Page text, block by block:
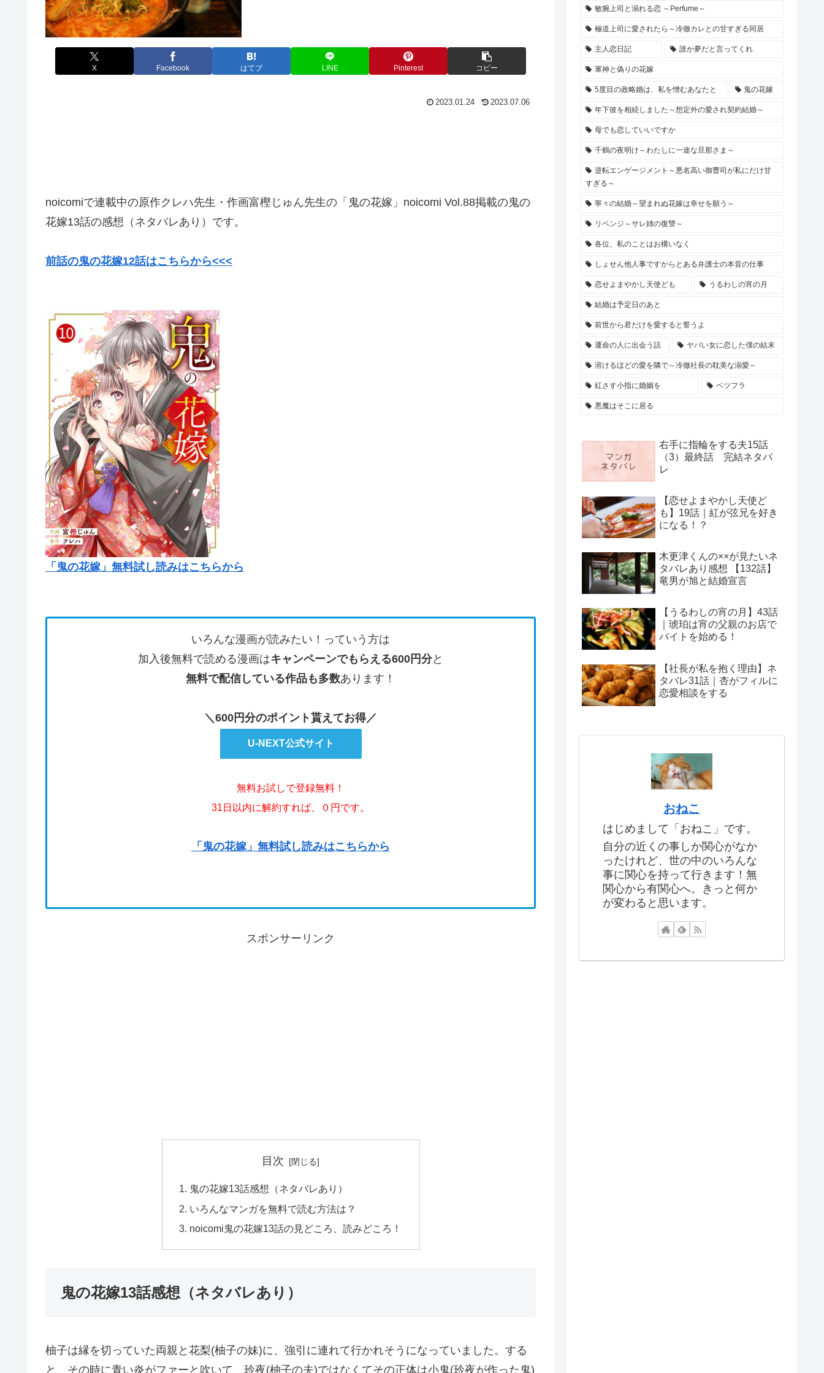
X Facebook はてブ LINE Pinterest コピー
2023.01.24 2023.07.06
noicomiで連載中の原作クレハ先生・作画富樫じゅん先生の「鬼の花嫁」noicomi Vol.88掲載の鬼の
花嫁13話の感想（ネタバレあり）です。
前話の鬼の花嫁12話はこちらから<<<
「鬼の花嫁」無料試し読みはこちらから
いろんな漫画が読みたい！っていう方は
加入後無料で読める漫画はキャンペーンでもらえる600円分と
無料で配信している作品も多数あります！
＼600円分のポイント貰えてお得／
U-NEXT公式サイト
無料お試しで登録無料！
31日以内に解約すれば、０円です。
「鬼の花嫁」無料試し読みはこちらから
スポンサーリンク
目次
鬼の花嫁13話感想（ネタバレあり）
いろんなマンガを無料で読む方法は？
noicomi鬼の花嫁13話の見どころ、読みどころ！
鬼の花嫁13話感想（ネタバレあり）
柚子は縁を切っていた両親と花梨(柚子の妹)に、強引に連れて行かれそうになっていました。する
と、その時に青い炎がファーと吹いて、玲夜(柚子の夫)ではなくてその正体は小鬼(玲夜が作った鬼)
敏腕上司と溺れる恋 ～Perfume～
極道上司に愛されたら～冷徹カレとの甘すぎる同居
主人恋日記 誰か夢だと言ってくれ
軍神と偽りの花嫁
5度目の政略婚は、私を憎むあなたと 鬼の花嫁
年下彼を相続しました～想定外の愛され契約結婚～
母でも恋していいですか
千鶴の夜明け～わたしに一途な旦那さま～
逆転エンゲージメント～悪名高い御曹司が私にだけ甘
すぎる～
寧々の結婚～望まれぬ花嫁は幸せを願う～
リベンジ～サレ姉の復讐～
各位、私のことはお構いなく
しょせん他人事ですからとある弁護士の本音の仕事
恋せよまやかし天使ども うるわしの宵の月
結婚は予定日のあと
前世から君だけを愛すると誓うよ
運命の人に出会う話 ヤバい女に恋した僕の結末
溶けるほどの愛を隣で～冷徹社長の耽美な溺愛～
紅さす小指に婚姻を ベツフラ
悪魔はそこに居る
右手に指輪をする夫15話
（3）最終話 完結ネタバ
レ
【恋せよまやかし天使ど
も】19話｜紅が弦兄を好き
になる！？
木更津くんの××が見たいネ
タバレあり感想 【132話】
竜男が旭と結婚宣言
【うるわしの宵の月】43話
｜琥珀は宵の父親のお店で
バイトを始める！
【社長が私を抱く理由】ネ
タバレ31話｜杏がフィルに
恋愛相談をする
おねこ
はじめまして「おねこ」です。
自分の近くの事しか関心がなか
ったけれど、世の中のいろんな
事に関心を持って行きます！無
関心から有関心へ。きっと何か
が変わると思います。